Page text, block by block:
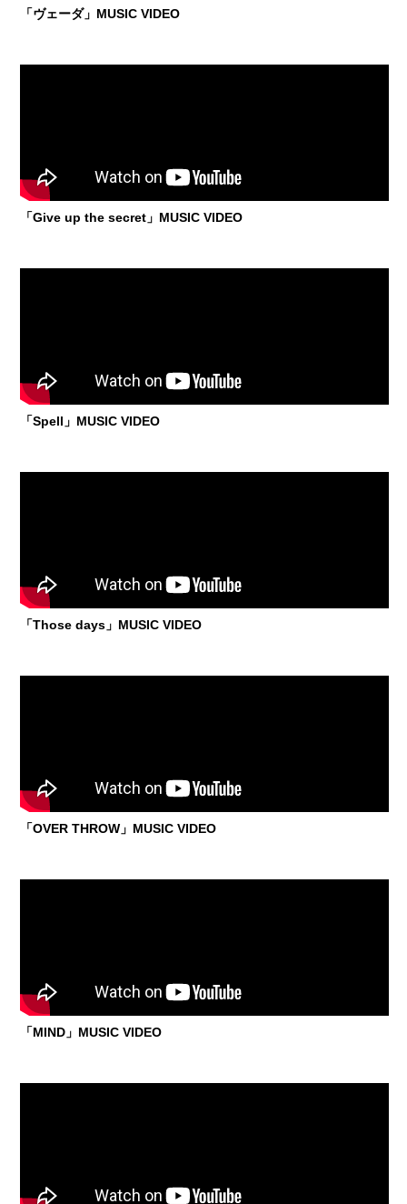
「ヴェーダ」MUSIC VIDEO
「Give up the secret」MUSIC VIDEO
「Spell」MUSIC VIDEO
「Those days」MUSIC VIDEO
「OVER THROW」MUSIC VIDEO
「MIND」MUSIC VIDEO